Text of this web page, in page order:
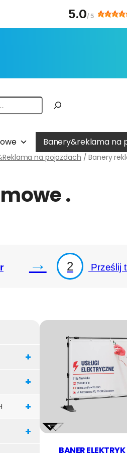
Banery&reklama na
na pojazdach / Banery
.
→ 2 Prześlij
+
+
+
+
BANER
5.0/ 5